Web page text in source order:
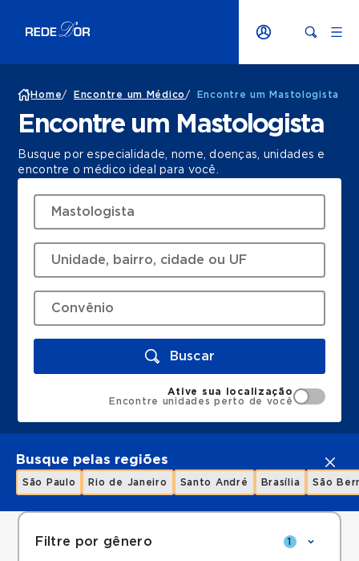
Home/ Encontre um Médico / Encontre um Mastologista
Encontre um Mastologista
Busque por especialidade, nome, doenças, unidades e
encontre o médico ideal para você.
Buscar
Ative sua localização
Encontre unidades perto de você
Busque pelas regiões
São Paulo Rio de Janeiro Santo André Brasília São
Filtre por gênero 1